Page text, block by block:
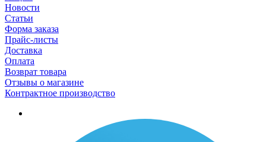
Новости
Статьи
Форма заказа
Прайс-листы
Доставка
Оплата
Возврат товара
Отзывы о магазине
Контрактное производство